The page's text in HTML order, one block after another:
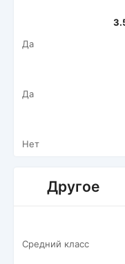
Да
Да
Нет
Другое
Средний класс